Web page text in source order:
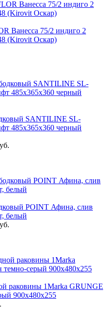
Ванесса 75/2 индиго 2
(Kirovit Оскар)
SANTILINE SL-
485х365x360 черный
POINT Афина, слив
белый
раковины 1Marka GRUNGE
900х480х255